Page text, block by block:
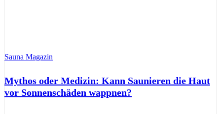
Sauna Magazin
Mythos oder Medizin: Kann Saunieren die Haut
vor Sonnenschäden wappnen?